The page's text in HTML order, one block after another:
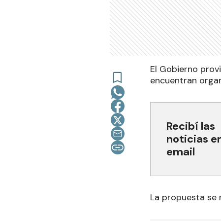
El Gobierno
encuentran
Recibí las
noticias
email
La propuesta se